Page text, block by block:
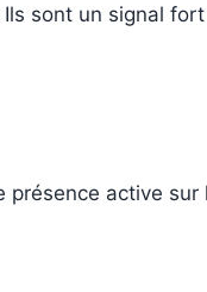
sont un signal
active sur